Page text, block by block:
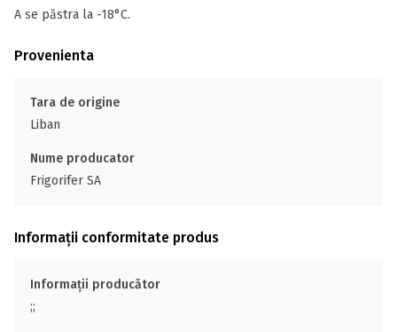
A se păstra la -18°C.
Provenienta
Tara de origine
Liban
Nume producator
Frigorifer SA
Informații conformitate produs
Informații producător
;;